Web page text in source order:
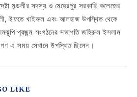
মন্ডলীর সদস্য ও মেহেরপুর সরকারি কলেজের
ইফতে খাইরুল এবং আলহাজ উপস্থিত থেকে
প্রজন্ম সংগঠনের সভাপতি জহিরুল ইসলাম
এ সময় সেখানে উপস্থিত ছিলেন।
LIKE